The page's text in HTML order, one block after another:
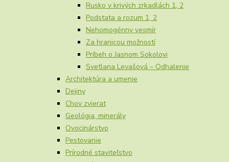
Rusko v krivých zrkadlách 1, 2
Podstata a rozum 1, 2
Nehomogénny vesmír
Za hranicou možností
Príbeh o Jasnom Sokolovi
Svetlana Levašová – Odhalenie
Architektúra a umenie
Dejiny
Chov zvierat
Geológia, minerály
Ovocinárstvo
Pestovanie
Prírodné staviteľstvo